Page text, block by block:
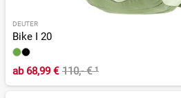
DEUTER
Bike I 20
ab68,99 € 110,- €¹